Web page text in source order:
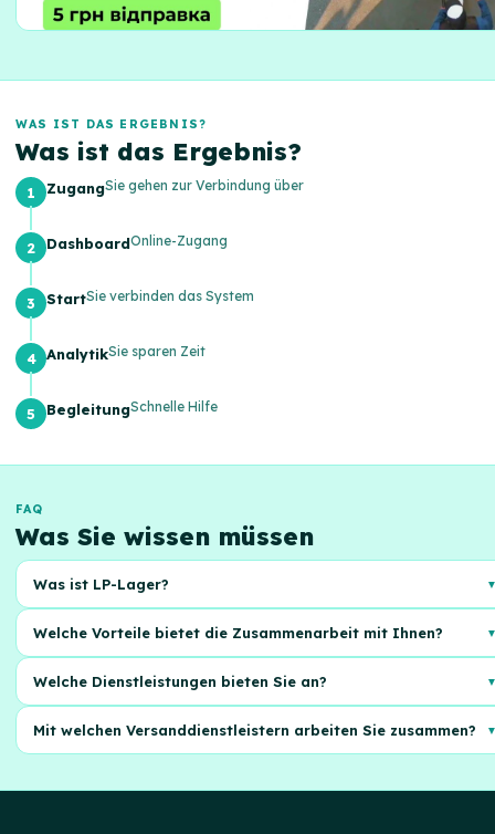
WAS IST DAS ERGEBNIS?
Was ist das Ergebnis?
ZugangSie gehen zur Verbindung über
DashboardOnline-Zugang
StartSie verbinden das System
AnalytikSie sparen Zeit
BegleitungSchnelle Hilfe
FAQ
Was Sie wissen müssen
Was ist LP-Lager?
Shops, von der Lagerung bis zum Versand
Welche Vorteile bietet die Zusammenarbeit mit Ihnen?
professionelle Auftragsabwicklung
Welche Dienstleistungen bieten Sie an?
von Warenrücksendungen
Mit welchen Versanddienstleistern arbeiten Sie zusammen?
Spediteuren zusammen, um eine schnelle Lieferung zu gewährleisten